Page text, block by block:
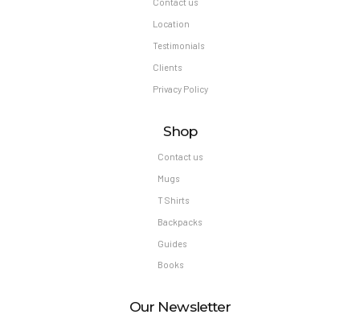
Location
Testimonials
Clients
Privacy Policy
Shop
Contact us
Mugs
T Shirts
Backpacks
Guides
Books
Our Newsletter